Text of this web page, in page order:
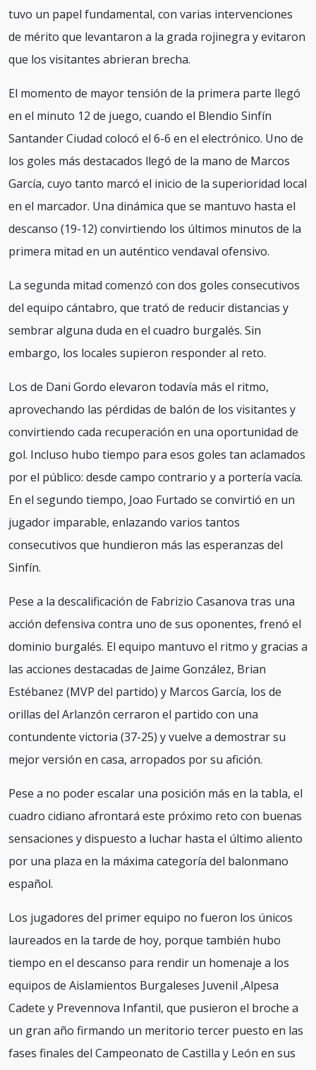
tuvo un papel fundamental, con varias intervenciones
de mérito que levantaron a la grada rojinegra y evitaron
que los visitantes abrieran brecha.
El momento de mayor tensión de la primera parte llegó
en el minuto 12 de juego, cuando el Blendio Sinfín
Santander Ciudad colocó el 6-6 en el electrónico. Uno de
los goles más destacados llegó de la mano de Marcos
García, cuyo tanto marcó el inicio de la superioridad local
en el marcador. Una dinámica que se mantuvo hasta el
descanso (19-12) convirtiendo los últimos minutos de la
primera mitad en un auténtico vendaval ofensivo.
La segunda mitad comenzó con dos goles consecutivos
del equipo cántabro, que trató de reducir distancias y
sembrar alguna duda en el cuadro burgalés. Sin
embargo, los locales supieron responder al reto.
Los de Dani Gordo elevaron todavía más el ritmo,
aprovechando las pérdidas de balón de los visitantes y
convirtiendo cada recuperación en una oportunidad de
gol. Incluso hubo tiempo para esos goles tan aclamados
por el público: desde campo contrario y a portería vacía.
En el segundo tiempo, Joao Furtado se convirtió en un
jugador imparable, enlazando varios tantos
consecutivos que hundieron más las esperanzas del
Sinfín.
Pese a la descalificación de Fabrizio Casanova tras una
acción defensiva contra uno de sus oponentes, frenó el
dominio burgalés. El equipo mantuvo el ritmo y gracias a
las acciones destacadas de Jaime González, Brian
Estébanez (MVP del partido) y Marcos García, los de
orillas del Arlanzón cerraron el partido con una
contundente victoria (37-25) y vuelve a demostrar su
mejor versión en casa, arropados por su afición.
Pese a no poder escalar una posición más en la tabla, el
cuadro cidiano afrontará este próximo reto con buenas
sensaciones y dispuesto a luchar hasta el último aliento
por una plaza en la máxima categoría del balonmano
español.
Los jugadores del primer equipo no fueron los únicos
laureados en la tarde de hoy, porque también hubo
tiempo en el descanso para rendir un homenaje a los
equipos de Aislamientos Burgaleses Juvenil ,Alpesa
Cadete y Prevennova Infantil, que pusieron el broche a
un gran año firmando un meritorio tercer puesto en las
fases finales del Campeonato de Castilla y León en sus